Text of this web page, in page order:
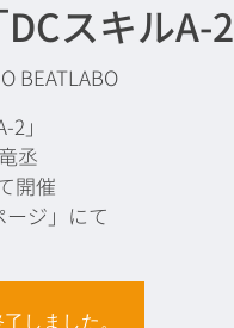
スキルA-2
BEATLABO
2」
丞
開催
ジ」にて
しました。